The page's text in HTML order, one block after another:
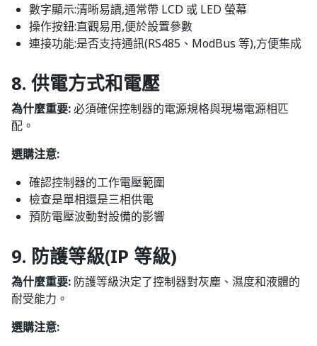
數字顯示:清晰易讀,通常帶 LCD 或 LED 螢幕
操作按鈕:直觀易用,便於設置參數
連接功能:是否支持通訊(RS485、ModBus 等),方便集成
8. 供電方式和電壓
為什麼重要:必須確保控制器的電源規格與現場電源相匹
配。
選購注意:
確認控制器的工作電壓範圍
檢查是單相還是三相供電
預防電壓波動對設備的影響
9. 防護等級(IP 等級)
為什麼重要: 防護等級決定了控制器對灰塵、濕度和液體的
耐受能力。
選購注意: